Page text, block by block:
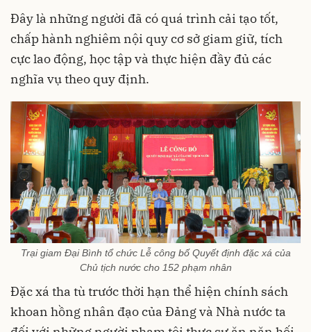
Đây là những người đã có quá trình cải tạo tốt,
chấp hành nghiêm nội quy cơ sở giam giữ, tích
cực lao động, học tập và thực hiện đầy đủ các
nghĩa vụ theo quy định.
Trại giam Đại Bình tổ chức Lễ công bố Quyết định đặc xá của
Chủ tịch nước cho 152 phạm nhân
Đặc xá tha tù trước thời hạn thể hiện chính sách
khoan hồng nhân đạo của Đảng và Nhà nước ta